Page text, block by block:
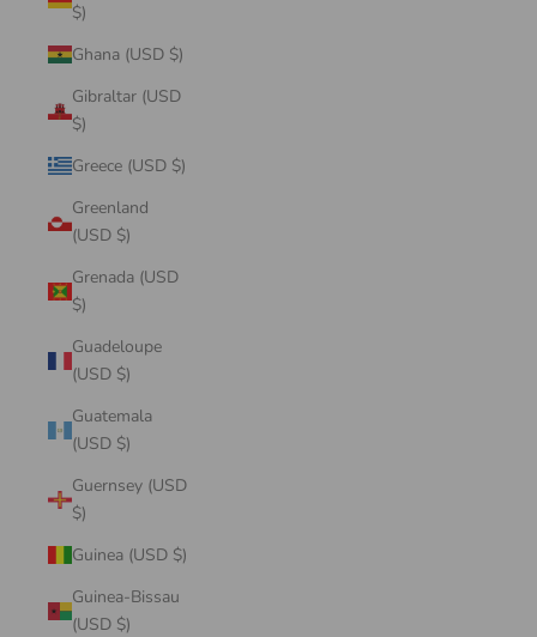
$)
Ghana (USD $)
Gibraltar (USD
$)
Greece (USD $)
Greenland
(USD $)
Grenada (USD
$)
Guadeloupe
(USD $)
Guatemala
(USD $)
Guernsey (USD
$)
Guinea (USD $)
Guinea-Bissau
(USD $)